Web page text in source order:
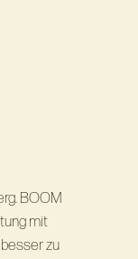
BOOM
mit
zu